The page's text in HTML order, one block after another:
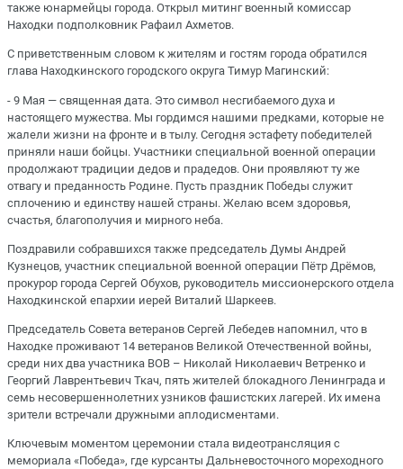
также юнармейцы города. Открыл митинг военный комиссар
Находки подполковник Рафаил Ахметов.
С приветственным словом к жителям и гостям города обратился
глава Находкинского городского округа Тимур Магинский:
- 9 Мая — священная дата. Это символ несгибаемого духа и
настоящего мужества. Мы гордимся нашими предками, которые не
жалели жизни на фронте и в тылу. Сегодня эстафету победителей
приняли наши бойцы. Участники специальной военной операции
продолжают традиции дедов и прадедов. Они проявляют ту же
отвагу и преданность Родине. Пусть праздник Победы служит
сплочению и единству нашей страны. Желаю всем здоровья,
счастья, благополучия и мирного неба.
Поздравили собравшихся также председатель Думы Андрей
Кузнецов, участник специальной военной операции Пётр Дрёмов,
прокурор города Сергей Обухов, руководитель миссионерского отдела
Находкинской епархии иерей Виталий Шаркеев.
Председатель Совета ветеранов Сергей Лебедев напомнил, что в
Находке проживают 14 ветеранов Великой Отечественной войны,
среди них два участника ВОВ – Николай Николаевич Ветренко и
Георгий Лаврентьевич Ткач, пять жителей блокадного Ленинграда и
семь несовершеннолетних узников фашистских лагерей. Их имена
зрители встречали дружными аплодисментами.
Ключевым моментом церемонии стала видеотрансляция с
мемориала «Победа», где курсанты Дальневосточного мореходного